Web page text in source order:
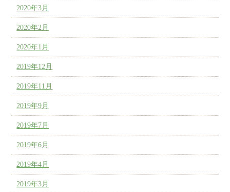
2020年3月
2020年2月
2020年1月
2019年12月
2019年11月
2019年9月
2019年7月
2019年6月
2019年4月
2019年3月